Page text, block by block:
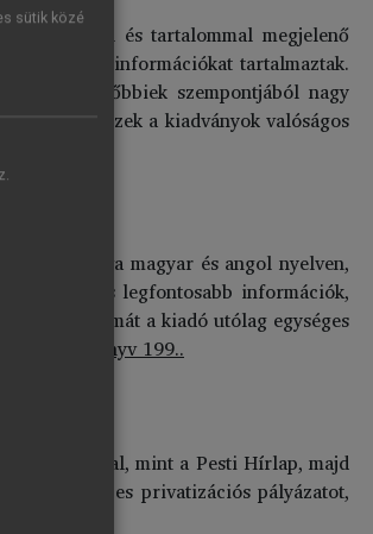
funkcióval és tartalommal megjelenő
lelhető információkat tartalmaztak.
a későbbiek szempontjából nagy
száz: ezek a kiadványok valóságos
váltakozva magyar és angol nyelven,
legfontosabb információk,
évfolyamát a kiadó utólag egységes
Privinfo-évkönyv 199..
mint a Pesti Hírlap, majd
az összes privatizációs pályázatot,
sütik közé